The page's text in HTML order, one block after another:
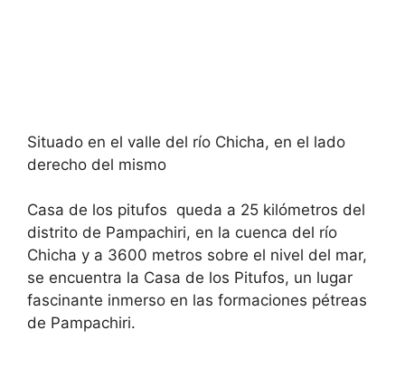
Situado en el valle del río Chicha, en el lado
derecho del mismo
Casa de los pitufos queda a 25 kilómetros del
distrito de Pampachiri, en la cuenca del río
Chicha y a 3600 metros sobre el nivel del mar,
se encuentra la Casa de los Pitufos, un lugar
fascinante inmerso en las formaciones pétreas
de Pampachiri.